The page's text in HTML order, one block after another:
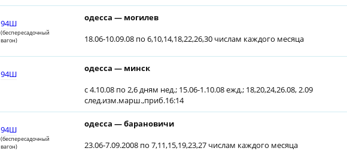
94Ш
(беспересадочный
вагон)
одесса — могилев
18.06-10.09.08 по 6,10,14,18,22,26,30 числам каждого месяца
94Ш
одесса — минск
с 4.10.08 по 2,6 дням нед.; 15.06-1.10.08 ежд.; 18,20,24,26.08, 2.09
след.изм.марш.,приб.16:14
94Ш
(беспересадочный
вагон)
одесса — барановичи
23.06-7.09.2008 по 7,11,15,19,23,27 числам каждого месяца